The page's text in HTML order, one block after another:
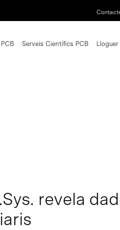
PCB Serveis Científics PCB Lloguer
revela